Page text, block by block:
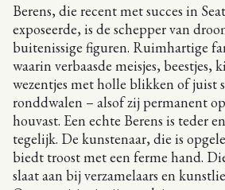
Berens, die recent met succes in
exposeerde, is de schepper van
buitenissige figuren. Ruimhartige
waarin verbaasde meisjes, beestjes,
wezentjes met holle blikken of juist
ronddwalen – alsof zij permanent
houvast. Een echte Berens is teder
tegelijk. De kunstenaar, die is
biedt troost met een ferme hand.
slaat aan bij verzamelaars en